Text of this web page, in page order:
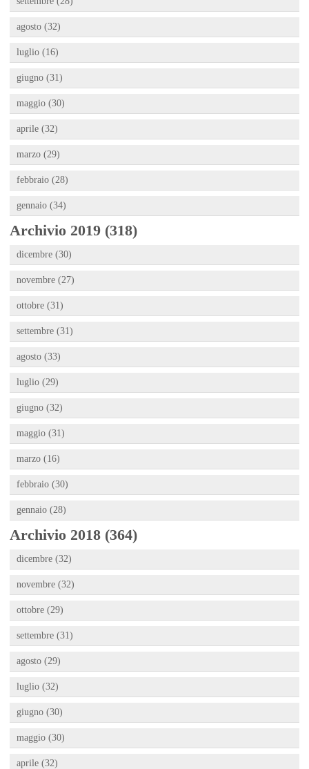
agosto (32)
luglio (16)
giugno (31)
maggio (30)
aprile (32)
marzo (29)
febbraio (28)
gennaio (34)
Archivio 2019 (318)
dicembre (30)
novembre (27)
ottobre (31)
settembre (31)
agosto (33)
luglio (29)
giugno (32)
maggio (31)
marzo (16)
febbraio (30)
gennaio (28)
Archivio 2018 (364)
dicembre (32)
novembre (32)
ottobre (29)
settembre (31)
agosto (29)
luglio (32)
giugno (30)
maggio (30)
aprile (32)